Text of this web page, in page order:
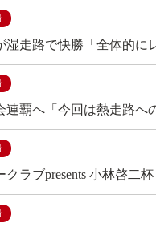
湿走路で快勝「全体的に
連覇へ「今回は熱走路へ
クラブpresents 小林啓二